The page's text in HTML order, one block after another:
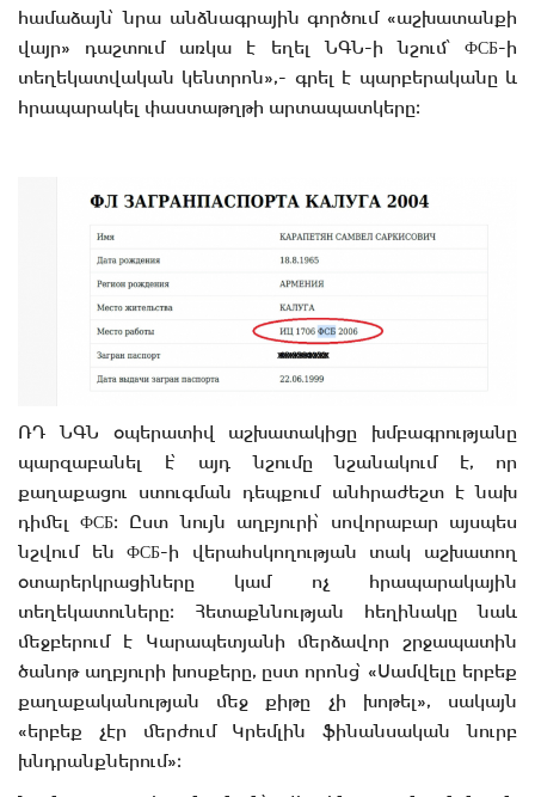
համաձայն՝ նրա անձնագրային գործում «աշխատանքի
վայր» դաշտում առկա է եղել ՆԳՆ-ի նշում՝ ФСБ-ի
տեղեկատվական կենտրոն»,- գրել է պարբերականը և
հրապարակել փաստաթղթի արտապատկերը։
ՌԴ ՆԳՆ օպերատիվ աշխատակիցը խմբագրությանը
պարզաբանել է՝ այդ նշումը նշանակում է, որ
քաղաքացու ստուգման դեպքում անհրաժեշտ է նախ
դիմել ФСБ։ Ըստ նույն աղբյուրի՝ սովորաբար այսպես
նշվում են ФСБ-ի վերահսկողության տակ աշխատող
օտարերկրացիները կամ ոչ հրապարակային
տեղեկատուները։ Հետաքննության հեղինակը նաև
մեջբերում է Կարապետյանի մերձավոր շրջապատին
ծանոթ աղբյուրի խոսքերը, ըստ որոնց՝ «Սամվելը երբեք
քաղաքականության մեջ քիթը չի խոթել», սակայն
«երբեք չէր մերժում Կրեմլին ֆինանսական նուրբ
խնդրանքներում»։